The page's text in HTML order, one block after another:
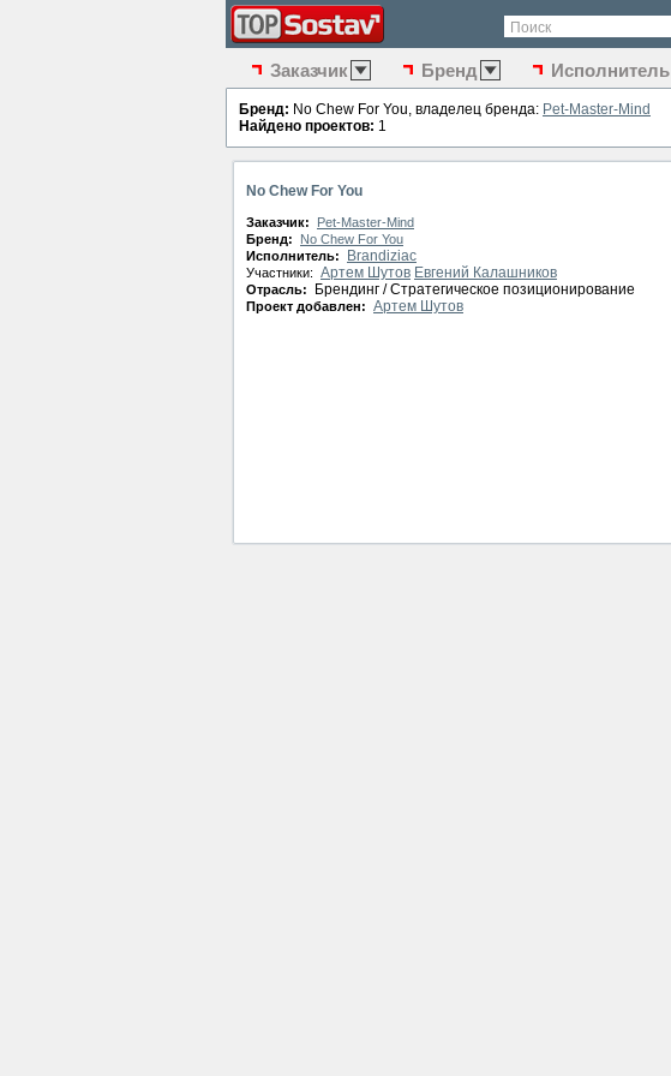
Поиск
Заказчик Бренд Исполнитель
Бренд: No Chew For You, владелец бренда: Pet-Master-Mind
Найдено проектов: 1
No Chew For You
Заказчик:
Pet-Master-Mind
Бренд:
No Chew For You
Исполнитель:
Brandiziac
Участники: Артем Шутов Евгений Калашников
Отрасль: Брендинг / Стратегическое позиционирование
Проект добавлен: Артем Шутов